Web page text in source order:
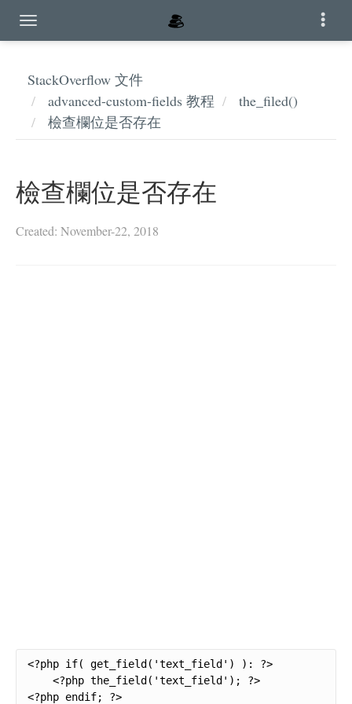
StackOverflow 文件
advanced-custom-fields 教程
the_filed()
檢查欄位是否存在
檢查欄位是否存在
Created: November-22, 2018
<?php if( get_field('text_field') ): ?>
    <?php the_field('text_field'); ?>
<?php endif; ?>